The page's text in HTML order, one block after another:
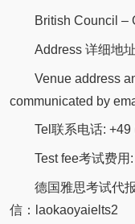
British Council –
Address 详细地址
Venue address
communicated by
Tel联系电话:
Test fee考试费用
德国雅思考试代
信：laokaoyaielts2